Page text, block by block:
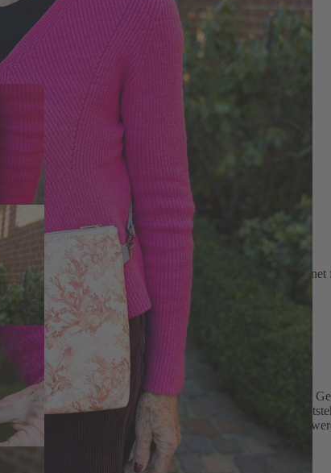
Strandhaus Koralle
Leinen, handgefertigt nahe der Nordsee. Perfekt
Leinen
ein speziell bedrucktes Leinenobermaterial mit maritimer
eine stilisierte Koralle. Durch die beidseitige Gestaltung
kleine Ausflüge, bei denen nur das Nötigste mitgenommen